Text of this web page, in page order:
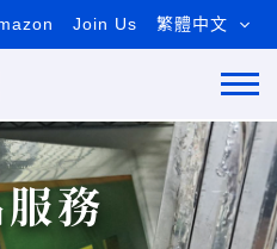
Join Us 繁體中文
務